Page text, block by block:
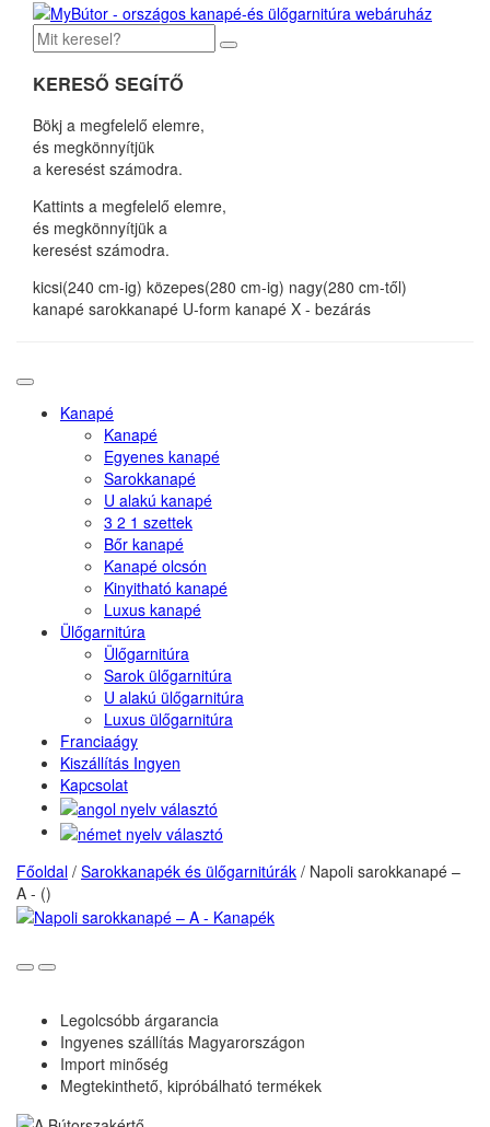
KERESŐ SEGÍTŐ
Bökj a megfelelő elemre,
és megkönnyítjük
a keresést számodra.
Kattints a megfelelő elemre,
és megkönnyítjük a
keresést számodra.
kicsi(240 cm-ig) közepes(280 cm-ig) nagy(280 cm-től)
kanapé sarokkanapé U-form kanapé X - bezárás
Kanapé
Kanapé
Egyenes kanapé
Sarokkanapé
U alakú kanapé
3 2 1 szettek
Bőr kanapé
Kanapé olcsón
Kinyitható kanapé
Luxus kanapé
Ülőgarnitúra
Ülőgarnitúra
Sarok ülőgarnitúra
U alakú ülőgarnitúra
Luxus ülőgarnitúra
Franciaágy
Kiszállítás Ingyen
Kapcsolat
Főoldal / Sarokkanapék és ülőgarnitúrák / Napoli sarokkanapé –
A - ()
Legolcsóbb árgarancia
Ingyenes szállítás Magyarországon
Import minőség
Megtekinthető, kipróbálható termékek